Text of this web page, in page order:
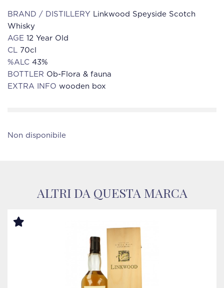
BRAND / DISTILLERY Linkwood Speyside Scotch
Whisky
AGE 12 Year Old
CL 70cl
%ALC 43%
BOTTLER Ob-Flora & fauna
EXTRA INFO wooden box
Non disponibile
ALTRI DA QUESTA MARCA